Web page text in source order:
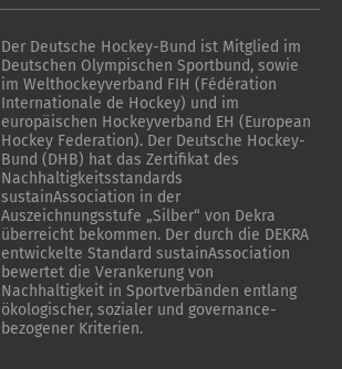
Der Deutsche Hockey-Bund ist Mitglied im
Deutschen Olympischen Sportbund, sowie
im Welthockeyverband FIH (Fédération
Internationale de Hockey) und im
europäischen Hockeyverband EH (European
Hockey Federation). Der Deutsche Hockey-
Bund (DHB) hat das Zertifikat des
Nachhaltigkeitsstandards
sustainAssociation in der
Auszeichnungsstufe „Silber“ von Dekra
überreicht bekommen. Der durch die DEKRA
entwickelte Standard sustainAssociation
bewertet die Verankerung von
Nachhaltigkeit in Sportverbänden entlang
ökologischer, sozialer und governance-
bezogener Kriterien.